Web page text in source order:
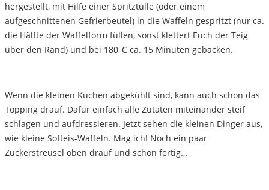
hergestellt, mit Hilfe einer Spritztülle (oder einem
aufgeschnittenen Gefrierbeutel) in die Waffeln gespritzt (nur ca.
die Hälfte der Waffelform füllen, sonst klettert Euch der Teig
über den Rand) und bei 180°C ca. 15 Minuten gebacken.
Wenn die kleinen Kuchen abgekühlt sind, kann auch schon das
Topping drauf. Dafür einfach alle Zutaten miteinander steif
schlagen und aufdressieren. Jetzt sehen die kleinen Dinger aus,
wie kleine Softeis-Waffeln. Mag ich! Noch ein paar
Zuckerstreusel oben drauf und schon fertig…